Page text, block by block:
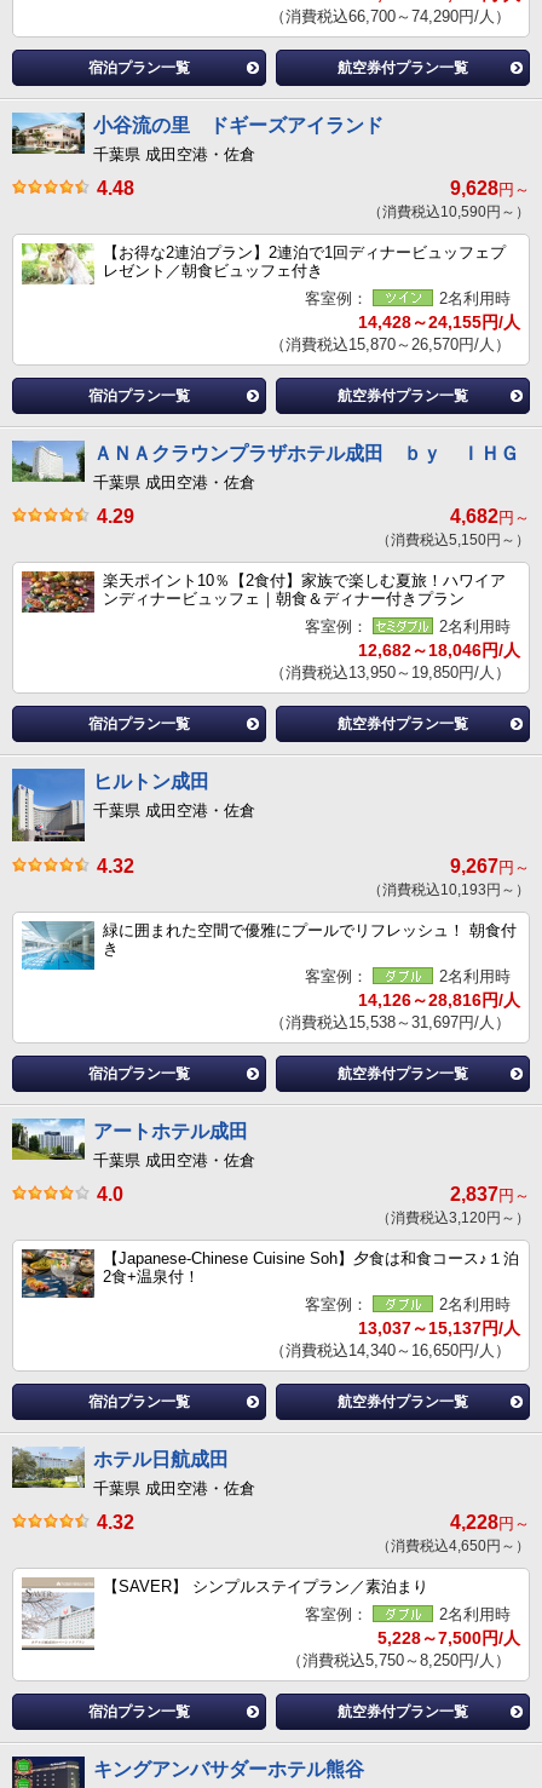
（消費税込66,700～74,290円/人）
宿泊プラン一覧 航空券付プラン一覧
小谷流の里 ドギーズアイランド
千葉県 成田空港・佐倉
4.48 9,628円～
（消費税込10,590円～）
【お得な2連泊プラン】2連泊で1回ディナービュッフェプ
レゼント／朝食ビュッフェ付き
客室例：
2名利用時
14,428～24,155円/人
（消費税込15,870～26,570円/人）
宿泊プラン一覧 航空券付プラン一覧
ＡＮＡクラウンプラザホテル成田 ｂｙ ＩＨＧ
千葉県 成田空港・佐倉
4.29 4,682円～
（消費税込5,150円～）
楽天ポイント10％【2食付】家族で楽しむ夏旅！ハワイア
ンディナービュッフェ｜朝食＆ディナー付きプラン
客室例：
2名利用時
12,682～18,046円/人
（消費税込13,950～19,850円/人）
宿泊プラン一覧 航空券付プラン一覧
ヒルトン成田
千葉県 成田空港・佐倉
4.32 9,267円～
（消費税込10,193円～）
緑に囲まれた空間で優雅にプールでリフレッシュ！ 朝食付
き
客室例：
2名利用時
14,126～28,816円/人
（消費税込15,538～31,697円/人）
宿泊プラン一覧 航空券付プラン一覧
アートホテル成田
千葉県 成田空港・佐倉
4.0 2,837円～
（消費税込3,120円～）
【Japanese-Chinese Cuisine Soh】夕食は和食コース♪１泊
2食+温泉付！
客室例：
2名利用時
13,037～15,137円/人
（消費税込14,340～16,650円/人）
宿泊プラン一覧 航空券付プラン一覧
ホテル日航成田
千葉県 成田空港・佐倉
4.32 4,228円～
（消費税込4,650円～）
【SAVER】 シンプルステイプラン／素泊まり
客室例：
2名利用時
5,228～7,500円/人
（消費税込5,750～8,250円/人）
宿泊プラン一覧 航空券付プラン一覧
キングアンバサダーホテル熊谷